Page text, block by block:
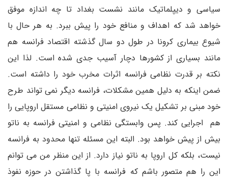
سیاسی و دیپلماتیک مانند نشست بغداد تا چه اندازه موفق
خواهد شد که اهداف و منافع خود را پیش ببرد. به هر حال با
شیوع بیماری کرونا در طول دو سال گذشته اقتصاد فرانسه هم
مانند بسیاری از کشورها دچار آسیب جدی شده است. لذا این
نکته بر قدرت نظامی فرانسه اثرات مخرب خود را داشته است.
ضمن اینکه به دلیل همین مشکلات، فرانسه دیگر نمی تواند طرح
خود مبنی بر تشکیل یک نیروی امنیتی و نظامی مستقل اروپایی را
هم اجرایی کند. پس وابستگی نظامی و امنیتی فرانسه به ناتو
بیش از پیش خواهد بود. البته این مسئله تنها محدود به فرانسه
نیست، بلکه کل اروپا به ناتو نیاز دارد. از این منظر من می توانم
این را هم متصور باشم که فرانسه با پا گذاشتن در حوزه نفوذ